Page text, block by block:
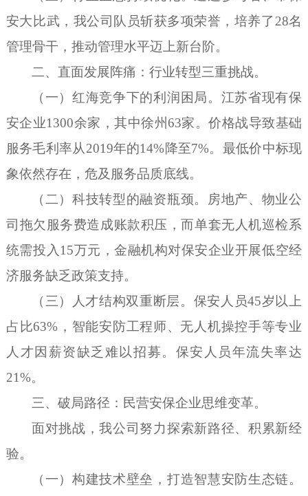
安大比武，我公司队员斩获多项荣誉，培养了 28名
管理骨干，推动管理水平迈上新台阶。
二、直面发展阵痛：行业转型三重挑战。
（一）红海竞争下的利润困局。江苏省现有保
安企业1300余家，其中徐州63家。价格战导致基础
服务毛利率从2019年的14%降至7%。最低价中标现
象依然存在，危及服务品质底线。
（二）科技转型的融资瓶颈。房地产、物业公
司拖欠服务费造成账款积压，而单套无人机巡检系
统需投入 15万元，金融机构对保安企业开展低空经
济服务缺乏政策支持。
（三）人才结构双重断层。保安人员45岁以上
占比63%，智能安防工程师、无人机操控手等专业
人才因薪资缺乏难以招募。保安人员年流失率达
21%。
三、破局路径：民营安保企业思维变革。
面对挑战，我公司努力探索新路径、积累新经
验。
（一）构建技术壁垒，打造智慧安防生态链。